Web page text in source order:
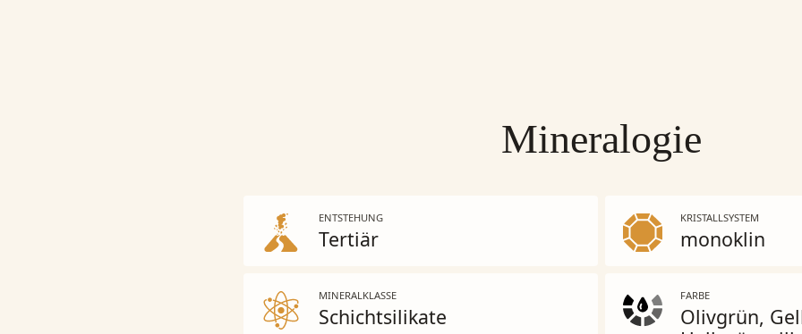
Mineralogie
ENTSTEHUNG
Tertiär
KRISTALLSYSTEM
monoklin
MINERALKLASSE
Schichtsilikate
FARBE
Olivgrün,